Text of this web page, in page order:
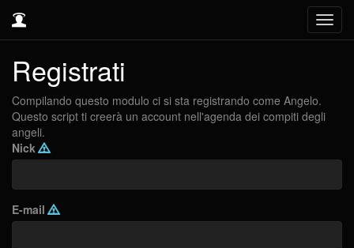
Registrati
Compilando questo modulo ci si sta registrando come Angelo.
Questo script ti creerà un account nell'agenda dei compiti degli
angeli.
Nick
E-mail